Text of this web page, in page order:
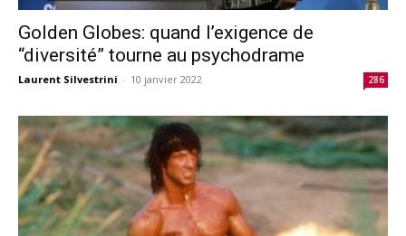
Golden Globes: quand l’exigence de
“diversité” tourne au psychodrame
Laurent Silvestrini - 10 janvier 2022 286